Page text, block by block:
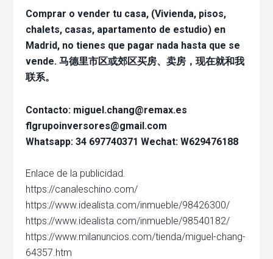
Comprar o vender tu casa, (Vivienda, pisos,
chalets, casas, apartamento de estudio) en
Madrid, no tienes que pagar nada hasta que se
vende. 马德里市区或郊区买房、卖房，现在就和我
联系。
Contacto: miguel.chang@remax.es
flgrupoinversores@gmail.com
Whatsapp: 34 697740371 Wechat: W629476188
Enlace de la publicidad.
https://canaleschino.com/
https://www.idealista.com/inmueble/98426300/
https://www.idealista.com/inmueble/98540182/
https://www.milanuncios.com/tienda/miguel-chang-
64357.htm